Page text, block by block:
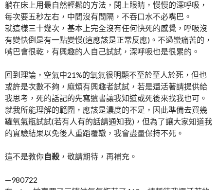
躺在床上用最自然輕鬆的方法，閉上眼睛，慢慢的深呼吸，
每次要五秒左右，中間沒有間隔，不吞口水不必嘴巴。
就這樣三十幾次，基本上完全沒有任何快死的感覺，呼吸沒
有變快倒是有一點變慢(這應該是正常反應)。不過蠻痛苦的，
嘴巴會很乾，有興趣的人自己試試，深呼吸也是很累的。
回到理論，空氣中21%的氧氣很明顯不至於至人於死，但也
或許是次數不夠，麻煩有興趣者試試，若是還活著請提供給
我思考，死的話記的先寫遺書讓我知道或死後來找我也可。
就我所能理解的範圍，應該是濃度的不足，因此準備去買幾
罐氧氣瓶試試(若有人有的話請通知我)，但為了讓大家知道我
的實驗結果以免後人重蹈覆轍，我會盡量保持不死。
這不是教你自殺 ，敬請期待，再補充。
—980722